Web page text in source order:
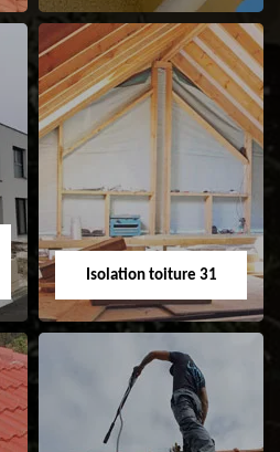
Nettoyage et pose
Isolation toiture 31
Isolation toiture 31